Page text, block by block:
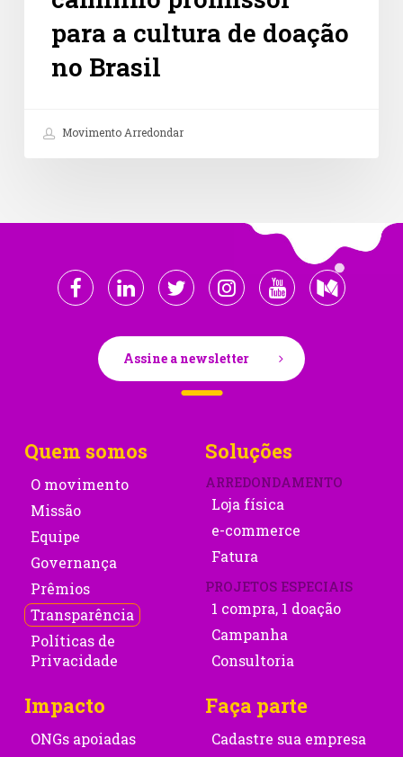
para a cultura de doação
no Brasil
Movimento Arredondar
Assine a newsletter
Quem somos
O movimento
Missão
Equipe
Governança
Prêmios
Transparência
Políticas de
Privacidade
Soluções
ARREDONDAMENTO
Loja física
e-commerce
Fatura
PROJETOS ESPECIAIS
1 compra, 1 doação
Campanha
Consultoria
Impacto
ONGs apoiadas
Faça parte
Cadastre sua empresa